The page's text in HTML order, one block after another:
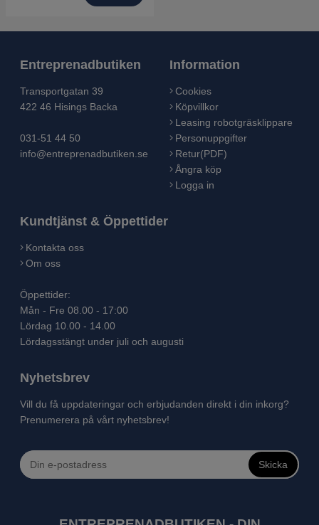
Entreprenadbutiken
Transportgatan 39
422 46 Hisings Backa
031-51 44 50
info@entreprenadbutiken.se
Information
Cookies
Köpvillkor
Leasing robotgräsklippare
Personuppgifter
Retur(PDF)
Ångra köp
Logga in
Kundtjänst & Öppettider
Kontakta oss
Om oss
Öppettider:
Mån - Fre 08.00 - 17:00
Lördag 10.00 - 14.00
Lördagsstängt under juli och augusti
Nyhetsbrev
Vill du få uppdateringar och erbjudanden direkt i din inkorg?
Prenumerera på vårt nyhetsbrev!
Skicka